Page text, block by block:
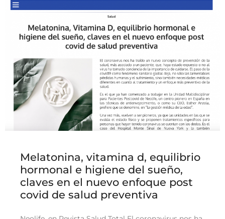
Melatonina, vitamina d, equilibrio
hormonal e higiene del sueño,
claves en el nuevo enfoque post
covid de salud preventiva